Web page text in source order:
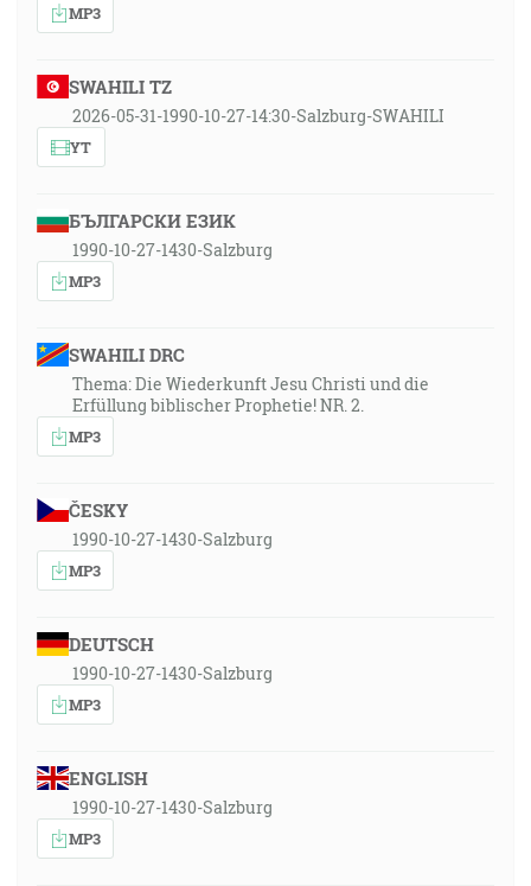
MP3
SWAHILI TZ
2026-05-31-1990-10-27-14:30-Salzburg-SWAHILI
YT
БЪЛГАРСКИ ЕЗИК
1990-10-27-1430-Salzburg
MP3
SWAHILI DRC
Thema: Die Wiederkunft Jesu Christi und die
Erfüllung biblischer Prophetie! NR. 2.
MP3
ČESKY
1990-10-27-1430-Salzburg
MP3
DEUTSCH
1990-10-27-1430-Salzburg
MP3
ENGLISH
1990-10-27-1430-Salzburg
MP3